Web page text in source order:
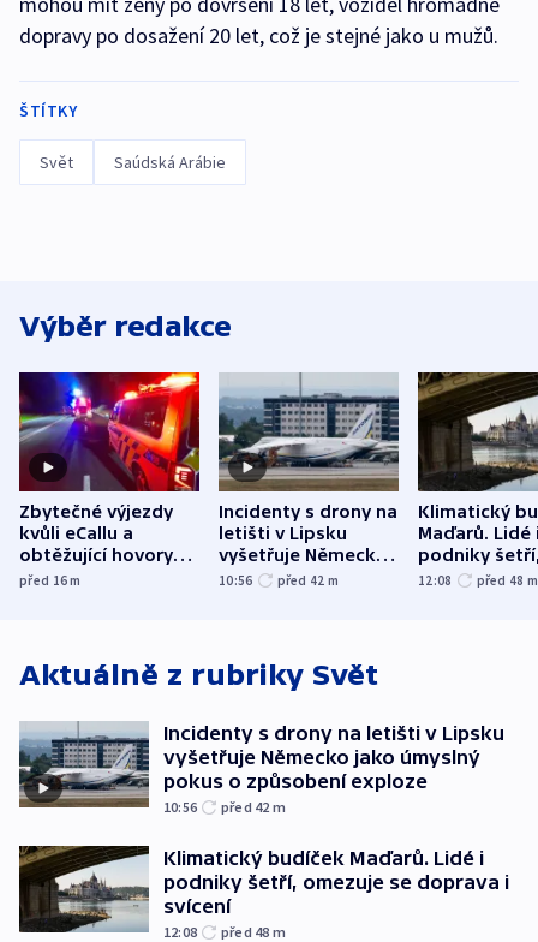
dopravy po dosažení 20 let, což je stejné jako u mužů.
ŠTÍTKY
Svět Saúdská Arábie
Výběr redakce
Zbytečné výjezdy
kvůli eCallu a
obtěžující hovory
zdržují záchranáře
před 16m
Incidenty s drony na
letišti v Lipsku
vyšetřuje Německo
jako úmyslný pokus
10:56 před 42 m
Klimatický
Maďarů. Lidé
podniky
omezuje se
12:08 před 48 m
Aktuálně z rubriky Svět
Incidenty s drony na letišti v Lipsku
vyšetřuje Německo jako úmyslný
pokus o způsobení exploze
10:56 před 42 m
Klimatický budíček Maďarů. Lidé i
podniky šetří, omezuje se doprava i
svícení
12:08 před 48 m